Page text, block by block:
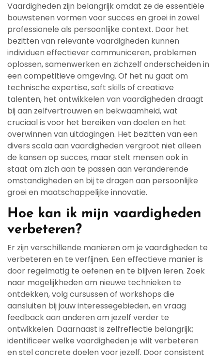
Vaardigheden zijn belangrijk omdat ze de essentiële
bouwstenen vormen voor succes en groei in zowel
professionele als persoonlijke context. Door het
bezitten van relevante vaardigheden kunnen
individuen effectiever communiceren, problemen
oplossen, samenwerken en zichzelf onderscheiden in
een competitieve omgeving. Of het nu gaat om
technische expertise, soft skills of creatieve
talenten, het ontwikkelen van vaardigheden draagt
bij aan zelfvertrouwen en bekwaamheid, wat
cruciaal is voor het bereiken van doelen en het
overwinnen van uitdagingen. Het bezitten van een
divers scala aan vaardigheden vergroot niet alleen
de kansen op succes, maar stelt mensen ook in
staat om zich aan te passen aan veranderende
omstandigheden en bij te dragen aan persoonlijke
groei en maatschappelijke innovatie.
Hoe kan ik mijn vaardigheden
verbeteren?
Er zijn verschillende manieren om je vaardigheden te
verbeteren en te verfijnen. Een effectieve manier is
door regelmatig te oefenen en te blijven leren. Zoek
naar mogelijkheden om nieuwe technieken te
ontdekken, volg cursussen of workshops die
aansluiten bij jouw interessegebieden, en vraag
feedback aan anderen om jezelf verder te
ontwikkelen. Daarnaast is zelfreflectie belangrijk;
identificeer welke vaardigheden je wilt verbeteren
en stel concrete doelen voor jezelf. Door consistent